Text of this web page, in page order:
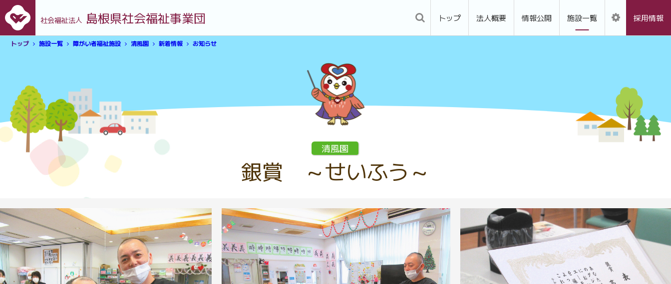
社会福祉法人 島根県社会福祉事業団 トップ 法人概要 情報公開 施設一覧 採用情報
トップ 施設一覧 障がい者福祉施設 清風園 新着情報 お知らせ
清風園
銀賞 ～せいふう～